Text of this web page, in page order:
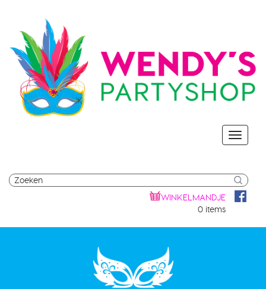
WINKELMANDJE
0 items